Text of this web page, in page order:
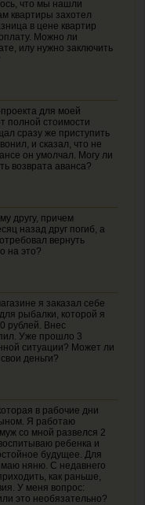
что мы нашли
квартиры захотел
в цене квартир
Можно ли
илу нужно заключить
для моей
полной стоимости
сразу же приступить
и сказал, что не
он умолчал. Могу ли
возврата аванса?
другу, причем
назад друг погиб, а
вернуть
на это?
я заказал себе
рыбалки, которой я
рублей. Внес
Уже прошло 3
ситуации? Может ли
деньги?
в рабочие дни
Я работаю
со мной развелся 2
ребенка и
будущее. Для
няню. С недавнего
как раньше,
У меня вопрос:
это необязательно?